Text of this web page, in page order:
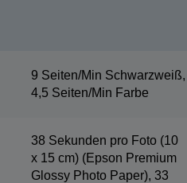
9 Seiten/Min Schwarzweiß,
4,5 Seiten/Min Farbe
38 Sekunden pro Foto (10
x 15 cm) (Epson Premium
Glossy Photo Paper), 33